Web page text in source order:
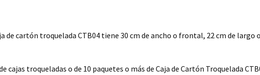
de cartón troquelada CTB04 tiene 30 cm de ancho o frontal, 22 cm de largo
cajas troqueladas o de 10 paquetes o más de Caja de Cartón Troquelada